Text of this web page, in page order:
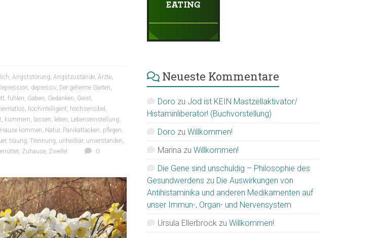
, Angststörung, Angstzustände, Ärzte,
, depressiv, Der geheime Garten,
, fühlen, Gaben, Gedanken, Geist,
heimatlos, hochintelligent, hochsensibel ,
, kümmern, lassen, leben, Lebenseinstellung,
kommen, Natur, Panikattacken, pflegen,
, traurig, Trennung, unheilbar, unverstanden,
, Zuhause, Zweifel
0
Neueste Kommentare
Doro zu Jod ist KEIN Mastzellaktivator/
Histaminliberator! (Buchvorstellung)
Doro zuWillkommen!
Marina zuWillkommen!
Die Gene sind unschuldig – Philosophie des
Gesundwerdens zu Die Auswirkungen von
Antihistaminika und anderen Medikamenten auf
unser Immun-, Organ- und Nervensystem
Ursula Ellerbrock zuWillkommen!